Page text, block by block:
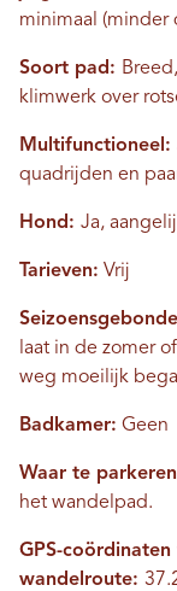
minimaal (minder
Soort pad:
klimwerk over
Multifunctioneel:
quadrijden en
Hond: Ja,
Tarieven: Vrij
laat in de zomer
weg moeilijk
Badkamer: Geen
Waar te
het wandelpad.
GPS-
wandelroute: